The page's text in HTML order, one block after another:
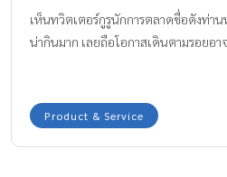
เห็นทวิตเตอร์กูรูนักการตลาดชื่อดังท่า
น่ากินมาก เลยถือโอกาสเดินตามรอยอา
Product & Service